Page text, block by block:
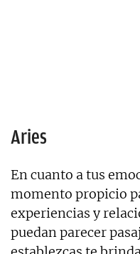
Aries
En cuanto a tus
momento propicio
experiencias y
puedan parecer